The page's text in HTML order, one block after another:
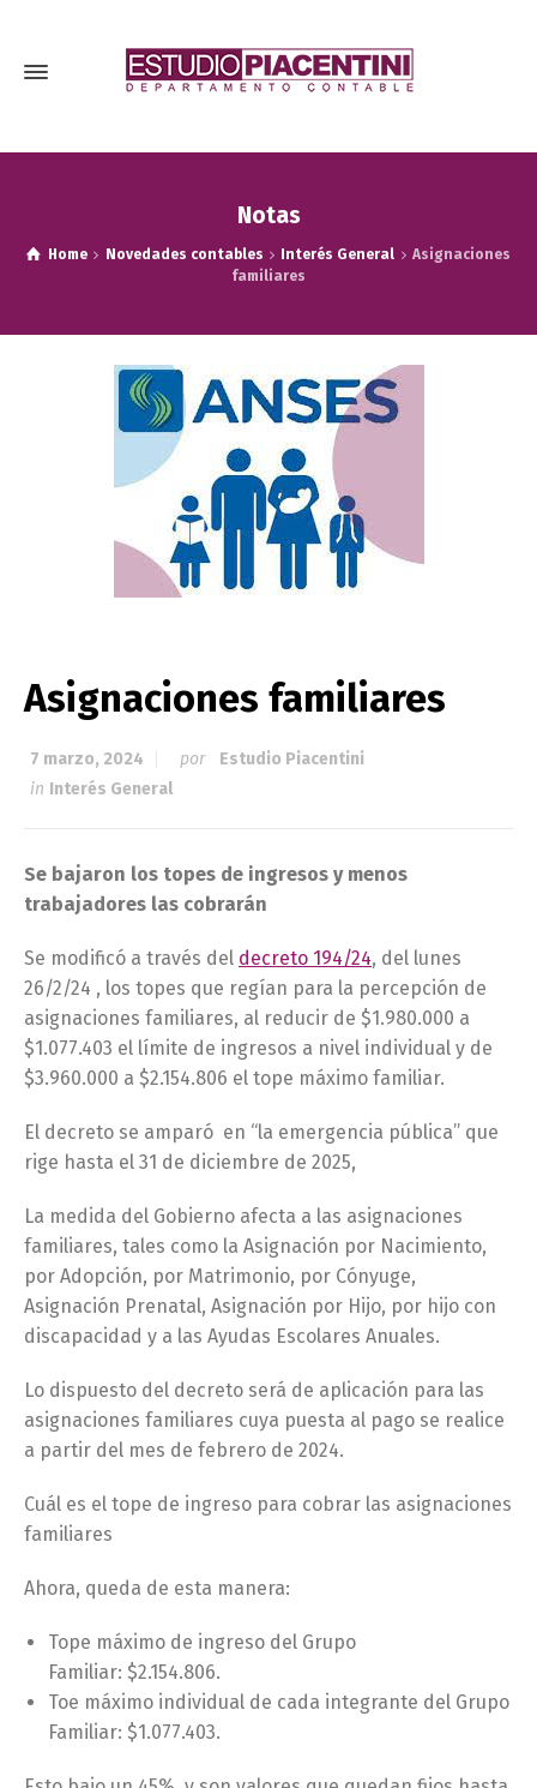
Notas
Home Novedades contables Interés General
Asignaciones
familiares
Asignaciones familiares
7 marzo, 2024 por
Estudio Piacentini
in Interés General
Se bajaron los topes de ingresos y menos
trabajadores las cobrarán
Se modificó a través del decreto 194/24, del lunes
26/2/24 , los topes que regían para la percepción de
asignaciones familiares, al reducir de $1.980.000 a
$1.077.403 el límite de ingresos a nivel individual y de
$3.960.000 a $2.154.806 el tope máximo familiar.
El decreto se amparó en “la emergencia pública” que
rige hasta el 31 de diciembre de 2025,
La medida del Gobierno afecta a las asignaciones
familiares, tales como la Asignación por Nacimiento,
por Adopción, por Matrimonio, por Cónyuge,
Asignación Prenatal, Asignación por Hijo, por hijo con
discapacidad y a las Ayudas Escolares Anuales.
Lo dispuesto del decreto será de aplicación para las
asignaciones familiares cuya puesta al pago se realice
a partir del mes de febrero de 2024.
Cuál es el tope de ingreso para cobrar las asignaciones
familiares
Ahora, queda de esta manera:
Tope máximo de ingreso del Grupo
Familiar: $2.154.806.
Toe máximo individual de cada integrante del Grupo
Familiar: $1.077.403.